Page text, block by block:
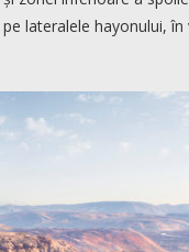
lateralele hayonului,